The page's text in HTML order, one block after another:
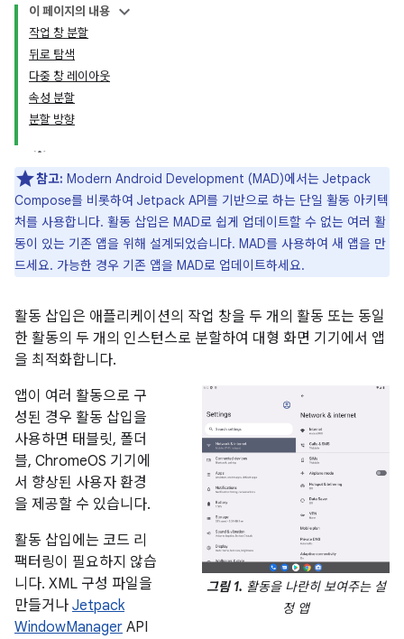
이 페이지의 내용
작업 창 분할
뒤로 탐색
다중 창 레이아웃
속성 분할
분할 방향
참고: Modern Android Development (MAD)에서는 Jetpack
Compose를 비롯하여 Jetpack API를 기반으로 하는 단일 활동 아키텍
처를 사용합니다. 활동 삽입은 MAD로 쉽게 업데이트할 수 없는 여러 활
동이 있는 기존 앱을 위해 설계되었습니다. MAD를 사용하여 새 앱을 만
드세요. 가능한 경우 기존 앱을 MAD로 업데이트하세요.
활동 삽입은 애플리케이션의 작업 창을 두 개의 활동 또는 동일
한 활동의 두 개의 인스턴스로 분할하여 대형 화면 기기에서 앱
을 최적화합니다.
그림 1. 활동을 나란히 보여주는 설
정 앱
앱이 여러 활동으로 구
성된 경우 활동 삽입을
사용하면 태블릿, 폴더
블, ChromeOS 기기에
서 향상된 사용자 환경
을 제공할 수 있습니다.
활동 삽입에는 코드 리
팩터링이 필요하지 않습
니다. XML 구성 파일을
만들거나 Jetpack
WindowManager API